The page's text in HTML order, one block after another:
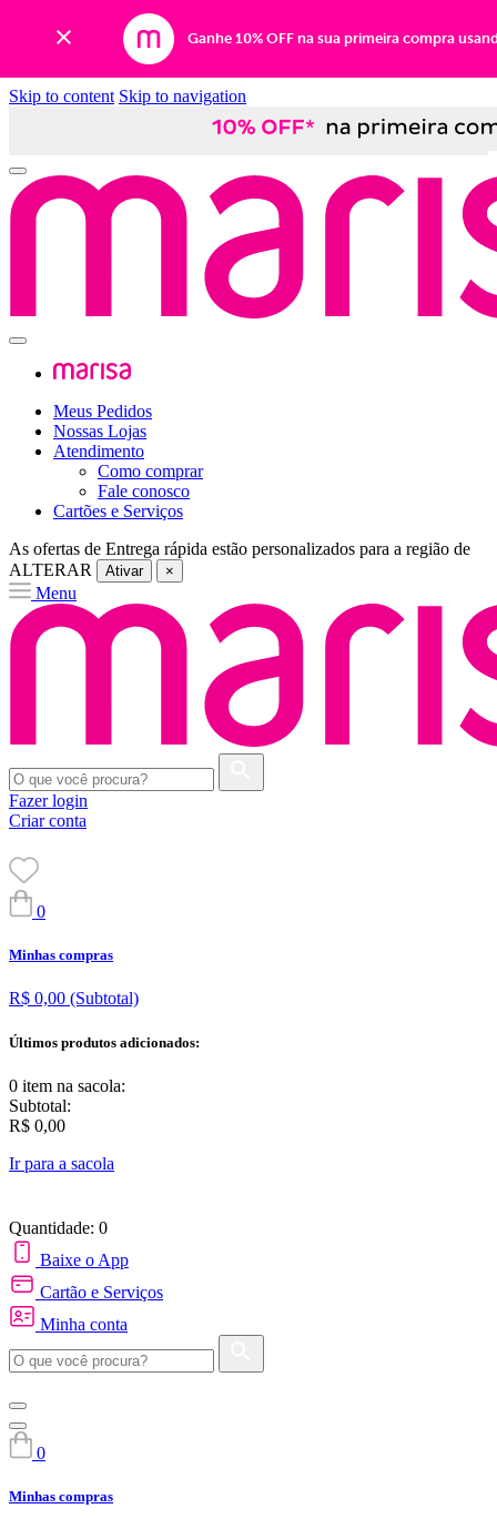
Ganhe 10% OFF na sua primeira compra
Skip to content Skip to navigation
Meus Pedidos
Nossas Lojas
Atendimento
Como comprar
Fale conosco
Cartões e Serviços
As ofertas de Entrega rápida estão personalizados para a região de
ALTERAR
Ativar ×
Menu
Fazer login
Criar conta
0
Minhas compras
R$ 0,00 (Subtotal)
Últimos produtos adicionados:
0 item na sacola:
Subtotal:
R$ 0,00
Ir para a sacola
Quantidade: 0
Baixe o App
Cartão e Serviços
Minha conta
0
Minhas compras